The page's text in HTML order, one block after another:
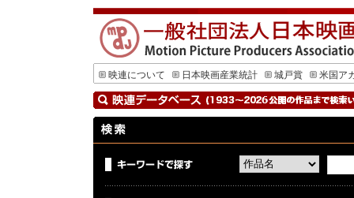
映連について 日本映画産業統計 城戸賞 米国ア